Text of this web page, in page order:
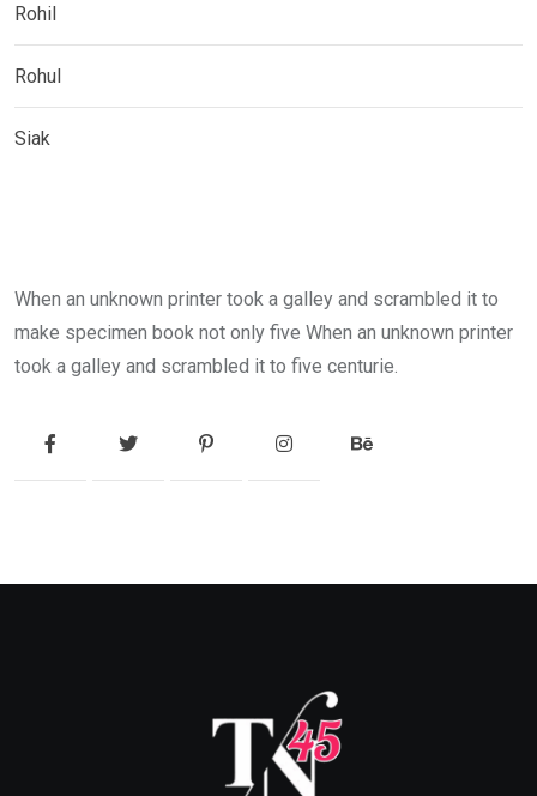
Rohil
Rohul
Siak
When an unknown printer took a galley and scrambled it to
make specimen book not only five When an unknown printer
took a galley and scrambled it to five centurie.